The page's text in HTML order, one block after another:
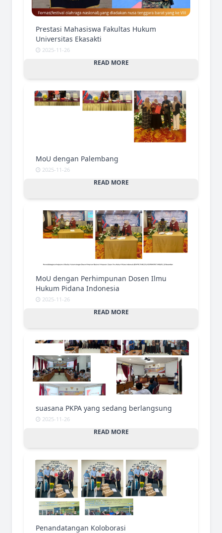
Prestasi Mahasiswa Fakultas Hukum
Universitas Ekasakti
2025-11-26
READ MORE
MoU dengan Palembang
2025-11-26
READ MORE
MoU dengan Perhimpunan Dosen Ilmu
Hukum Pidana Indonesia
2025-11-26
READ MORE
suasana PKPA yang sedang berlangsung
2025-11-26
READ MORE
Penandatangan Koloborasi